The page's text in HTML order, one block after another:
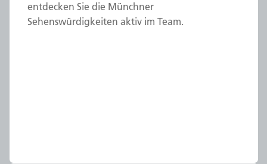
entdecken Sie die Münchner
Sehenswürdigkeiten aktiv im Team.